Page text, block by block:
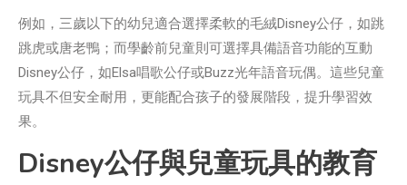
例如，三歲以下的幼兒適合選擇柔軟的毛絨Disney公仔，如跳
跳虎或唐老鴨；而學齡前兒童則可選擇具備語音功能的互動
Disney公仔，如Elsa唱歌公仔或Buzz光年語音玩偶。這些兒童
玩具不但安全耐用，更能配合孩子的發展階段，提升學習效
果。
Disney公仔與兒童玩具的教育